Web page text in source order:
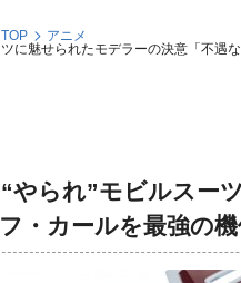
アニメ
に魅せられたモデラーの決意「不遇
やられ”モビルスー
・カールを最強の機